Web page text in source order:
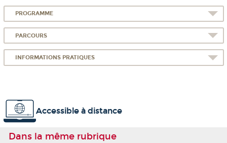
PROGRAMME
PARCOURS
INFORMATIONS PRATIQUES
Accessible à distance
Dans la même rubrique